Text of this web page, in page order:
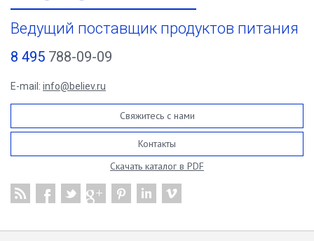
Ведущий поставщик продуктов питания
8 495 788-09-09
E-mail: info@believ.ru
Свяжитесь с нами
Контакты
Скачать каталог в PDF